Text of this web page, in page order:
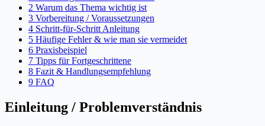
2 Warum das Thema wichtig ist
3 Vorbereitung / Voraussetzungen
4 Schritt-für-Schritt Anleitung
5 Häufige Fehler & wie man sie vermeidet
6 Praxisbeispiel
7 Tipps für Fortgeschrittene
8 Fazit & Handlungsempfehlung
9 FAQ
Einleitung / Problemverständnis